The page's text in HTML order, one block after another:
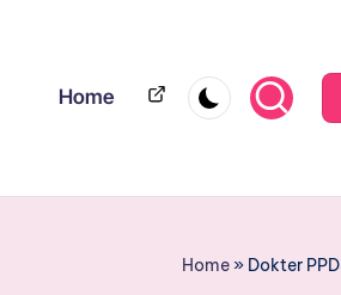
Home Home
Home» Dokter